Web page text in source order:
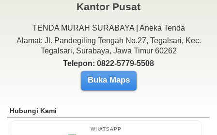
Kantor Pusat
TENDA MURAH SURABAYA | Aneka Tenda
Alamat: Jl. Pandegiling Tengah No.27, Tegalsari, Kec.
Tegalsari, Surabaya, Jawa Timur 60262
Telepon: 0822-5779-5508
Buka Maps
Hubungi Kami
WHATSAPP